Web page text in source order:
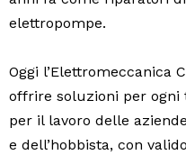
elettropompe.
Oggi l’Elettromeccanica
offrire soluzioni per ogni
per il lavoro delle
e dell’hobbista, con